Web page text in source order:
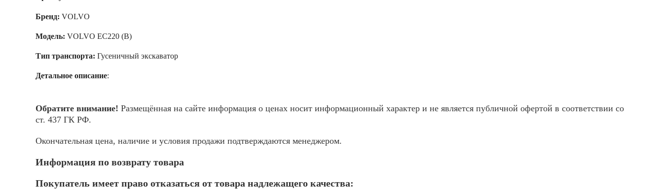
Бренд: VOLVO
Модель: VOLVO EC220 (B)
Тип транспорта: Гусеничный экскаватор
Детальное описание:
Обратите внимание! Размещённая на сайте информация о ценах носит информационный характер и не является публичной офертой в соответствии со
ст. 437 ГК РФ.
Окончательная цена, наличие и условия продажи подтверждаются менеджером.
Информация по возврату товара
Покупатель имеет право отказаться от товара надлежащего качества: